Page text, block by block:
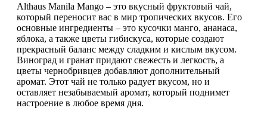
Althaus Manila Mango – это вкусный фруктовый чай,
который переносит вас в мир тропических вкусов. Его
основные ингредиенты – это кусочки манго, ананаса,
яблока, а также цветы гибискуса, которые создают
прекрасный баланс между сладким и кислым вкусом.
Виноград и гранат придают свежесть и легкость, а
цветы чернобривцев добавляют дополнительный
аромат. Этот чай не только радует вкусом, но и
оставляет незабываемый аромат, который поднимет
настроение в любое время дня.